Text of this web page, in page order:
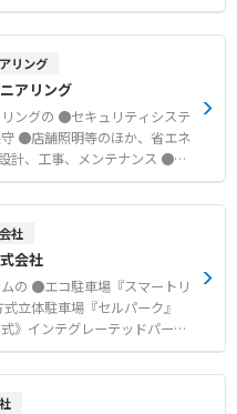
リング
アリング
ングの ●セキュリティシステ
●店舗照明等のほか、省エネ
計、工事、メンテナンス ●官
ター、レーダのほか通信設備
●UPS、受変電設備を中心と
い合わせ対応が可能です。
い。
社
会社
の ●エコ駐車場『スマートリ
立体駐車場『セルパーク』
》インテグレーテッドパーキ
《パレット式》プレストパー
対応が可能です。 お気軽に